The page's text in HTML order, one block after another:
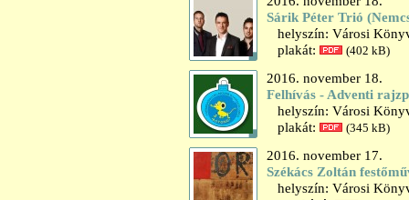
Sárik Péter Trió
helyszín: Városi
plakát:
(402 kB)
2016. november 18.
Felhívás - Adventi
helyszín: Városi
plakát:
(345 kB)
2016. november 17.
Székács Zoltán
helyszín: Városi